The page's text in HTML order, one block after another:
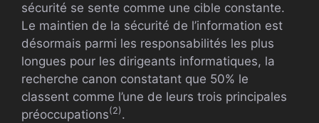
sécurité se sente comme une cible constante.
Le maintien de la sécurité de l’information est
désormais parmi les responsabilités les plus
longues pour les dirigeants informatiques, la
recherche canon constatant que 50% le
classent comme l’une de leurs trois principales
préoccupations(2).